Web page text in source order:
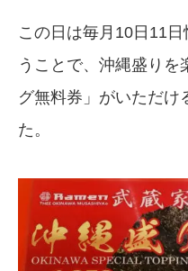
この日は毎月10日11
うことで、沖縄盛りを
グ無料券」がいただけ
た。